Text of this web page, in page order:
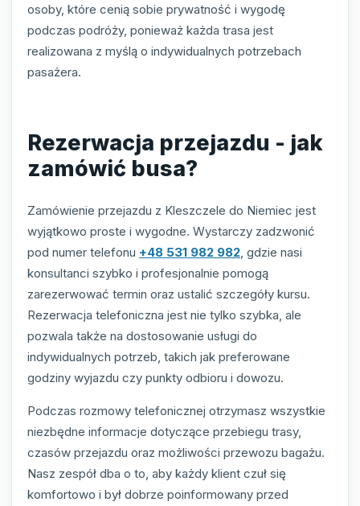
osoby, które cenią sobie prywatność i wygodę
podczas podróży, ponieważ każda trasa jest
realizowana z myślą o indywidualnych potrzebach
pasażera.
Rezerwacja przejazdu - jak
zamówić busa?
Zamówienie przejazdu z Kleszczele do Niemiec jest
wyjątkowo proste i wygodne. Wystarczy zadzwonić
pod numer telefonu +48 531 982 982 , gdzie nasi
konsultanci szybko i profesjonalnie pomogą
zarezerwować termin oraz ustalić szczegóły kursu.
Rezerwacja telefoniczna jest nie tylko szybka, ale
pozwala także na dostosowanie usługi do
indywidualnych potrzeb, takich jak preferowane
godziny wyjazdu czy punkty odbioru i dowozu.
Podczas rozmowy telefonicznej otrzymasz wszystkie
niezbędne informacje dotyczące przebiegu trasy,
czasów przejazdu oraz możliwości przewozu bagażu.
Nasz zespół dba o to, aby każdy klient czuł się
komfortowo i był dobrze poinformowany przed